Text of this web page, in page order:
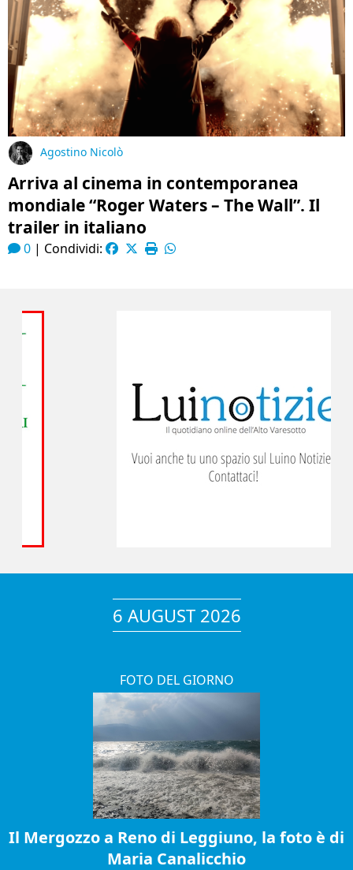
Agostino Nicolò
Arriva al cinema in contemporanea
mondiale “Roger Waters – The Wall”. Il
trailer in italiano
0 | Condividi:
6 AUGUST 2026
FOTO DEL GIORNO
Il Mergozzo a Reno di Leggiuno, la foto è di
Maria Canalicchio